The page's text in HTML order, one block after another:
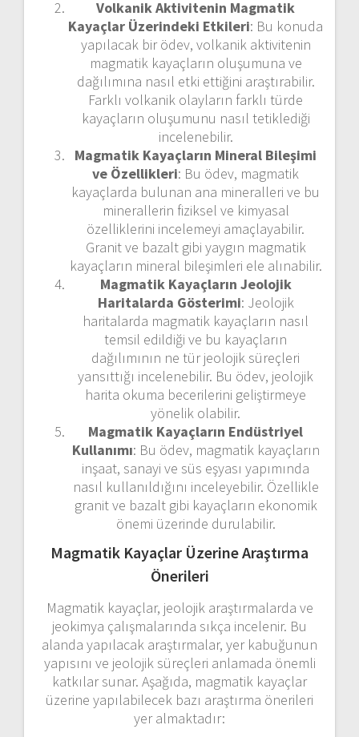
Volkanik Aktivitenin Magmatik
Kayaçlar Üzerindeki Etkileri: Bu konuda
yapılacak bir ödev, volkanik aktivitenin
magmatik kayaçların oluşumuna ve
dağılımına nasıl etki ettiğini araştırabilir.
Farklı volkanik olayların farklı türde
kayaçların oluşumunu nasıl tetiklediği
incelenebilir.
Magmatik Kayaçların Mineral Bileşimi
ve Özellikleri: Bu ödev, magmatik
kayaçlarda bulunan ana mineralleri ve bu
minerallerin fiziksel ve kimyasal
özelliklerini incelemeyi amaçlayabilir.
Granit ve bazalt gibi yaygın magmatik
kayaçların mineral bileşimleri ele alınabilir.
Magmatik Kayaçların Jeolojik
Haritalarda Gösterimi: Jeolojik
haritalarda magmatik kayaçların nasıl
temsil edildiği ve bu kayaçların
dağılımının ne tür jeolojik süreçleri
yansıttığı incelenebilir. Bu ödev, jeolojik
harita okuma becerilerini geliştirmeye
yönelik olabilir.
Magmatik Kayaçların Endüstriyel
Kullanımı: Bu ödev, magmatik kayaçların
inşaat, sanayi ve süs eşyası yapımında
nasıl kullanıldığını inceleyebilir. Özellikle
granit ve bazalt gibi kayaçların ekonomik
önemi üzerinde durulabilir.
Magmatik Kayaçlar Üzerine Araştırma
Önerileri
Magmatik kayaçlar, jeolojik araştırmalarda ve
jeokimya çalışmalarında sıkça incelenir. Bu
alanda yapılacak araştırmalar, yer kabuğunun
yapısını ve jeolojik süreçleri anlamada önemli
katkılar sunar. Aşağıda, magmatik kayaçlar
üzerine yapılabilecek bazı araştırma önerileri
yer almaktadır: